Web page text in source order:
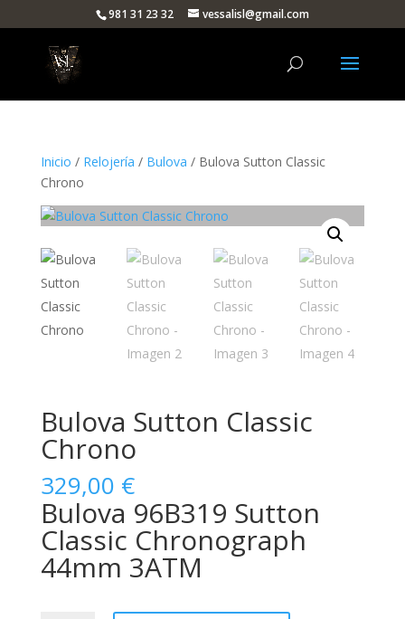
981 31 23 32 vessalisl@gmail.com
Inicio / Relojería / Bulova / Bulova Sutton Classic
Chrono
Bulova Sutton Classic
Chrono
329,00 €
Bulova 96B319 Sutton
Classic Chronograph
44mm 3ATM